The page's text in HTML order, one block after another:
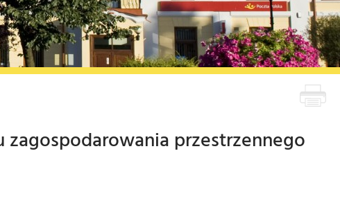
przestrzennego